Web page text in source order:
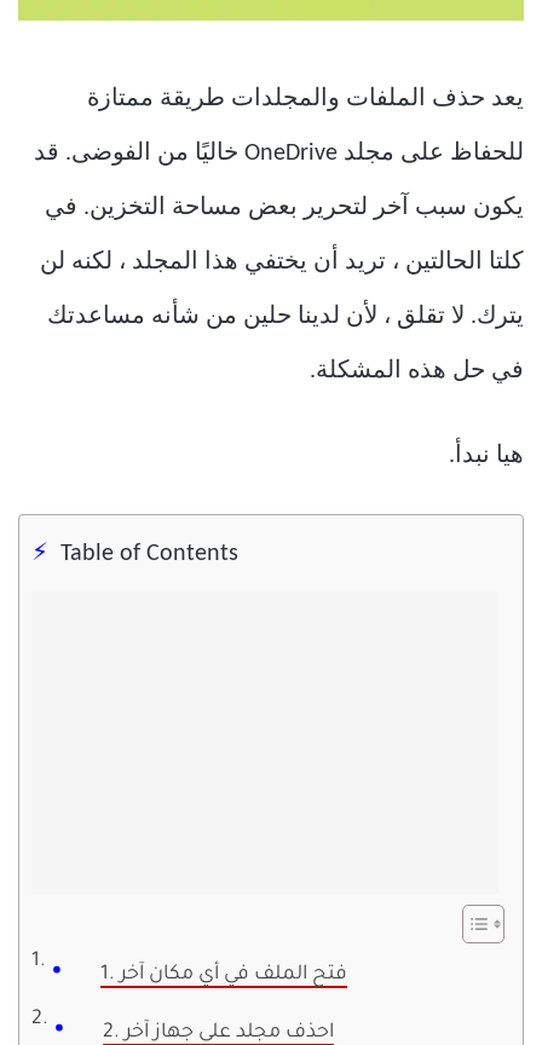
يعد حذف الملفات والمجلدات طريقة ممتازة
للحفاظ على مجلد OneDrive خاليًا من الفوضى. قد
يكون سبب آخر لتحرير بعض مساحة التخزين. في
كلتا الحالتين ، تريد أن يختفي هذا المجلد ، لكنه لن
يترك. لا تقلق ، لأن لدينا حلين من شأنه مساعدتك
في حل هذه المشكلة.
هيا نبدأ.
Table of Contents
1. فتح الملف في أي مكان آخر
2. احذف مجلد على جهاز آخر